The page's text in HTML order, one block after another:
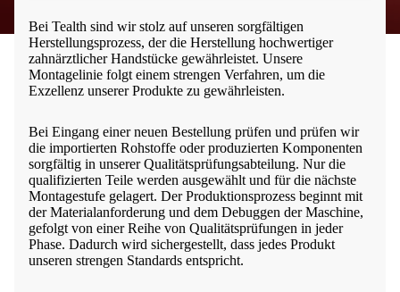
Bei Tealth sind wir stolz auf unseren sorgfältigen
Herstellungsprozess, der die Herstellung hochwertiger
zahnärztlicher Handstücke gewährleistet. Unsere
Montagelinie folgt einem strengen Verfahren, um die
Exzellenz unserer Produkte zu gewährleisten.
Bei Eingang einer neuen Bestellung prüfen und prüfen wir
die importierten Rohstoffe oder produzierten Komponenten
sorgfältig in unserer Qualitätsprüfungsabteilung. Nur die
qualifizierten Teile werden ausgewählt und für die nächste
Montagestufe gelagert. Der Produktionsprozess beginnt mit
der Materialanforderung und dem Debuggen der Maschine,
gefolgt von einer Reihe von Qualitätsprüfungen in jeder
Phase. Dadurch wird sichergestellt, dass jedes Produkt
unseren strengen Standards entspricht.